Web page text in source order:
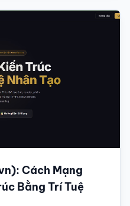
Cách Mạng
Bằng Trí Tuệ